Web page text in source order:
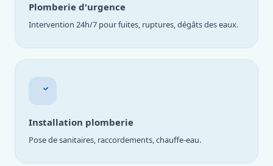
Plomberie d'urgence
Intervention 24h/7 pour fuites, ruptures, dégâts des eaux.
Installation plomberie
Pose de sanitaires, raccordements, chauffe-eau.